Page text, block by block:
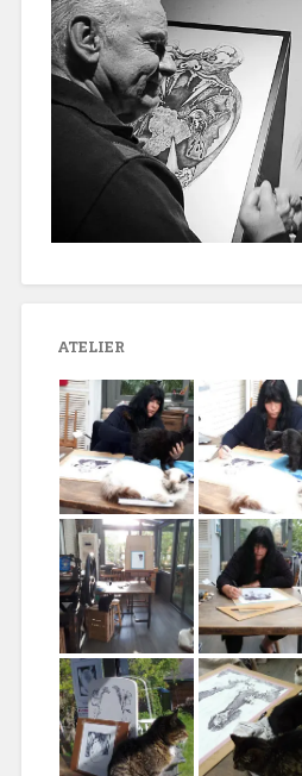
ATELIER